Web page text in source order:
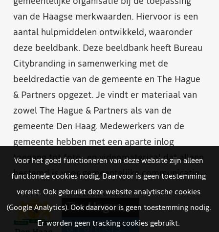
van de Haagse merkwaarden. Hiervoor is een
aantal hulpmiddelen ontwikkeld, waaronder
deze beeldbank. Deze beeldbank heeft Bureau
Citybranding in samenwerking met de
beeldredactie van de gemeente en The Hague
& Partners opgezet. Je vindt er materiaal van
zowel The Hague & Partners als van de
gemeente Den Haag. Medewerkers van de
gemeente hebben met een aparte inlog
toegang tot foto- en videomateriaal dat alleen
bestemd is voor gemeentelijke communicatie.
Voor het goed functioneren van deze website zijn alleen
functionele cookies nodig. Daarvoor is geen toestemming
vereist. Ook gebruikt deze website analytische cookies
(Google Analytics). Ook daarvoor is geen toestemming nodig.
Er worden geen tracking cookies gebruikt.